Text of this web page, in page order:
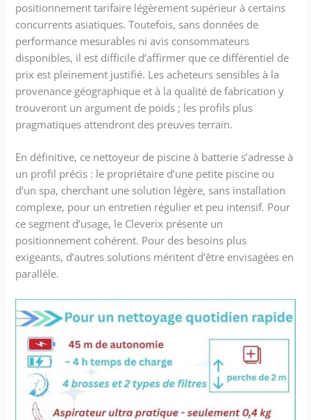
positionnement tarifaire légèrement supérieur à certains
concurrents asiatiques. Toutefois, sans données de
performance mesurables ni avis consommateurs
disponibles, il est difficile d’affirmer que ce différentiel de
prix est pleinement justifié. Les acheteurs sensibles à la
provenance géographique et à la qualité de fabrication y
trouveront un argument de poids ; les profils plus
pragmatiques attendront des preuves terrain.
En définitive, ce nettoyeur de piscine à batterie s’adresse à
un profil précis : le propriétaire d’une petite piscine ou
d’un spa, cherchant une solution légère, sans installation
complexe, pour un entretien régulier et peu intensif. Pour
ce segment d’usage, le Cleverix présente un
positionnement cohérent. Pour des besoins plus
exigeants, d’autres solutions méritent d’être envisagées en
parallèle.